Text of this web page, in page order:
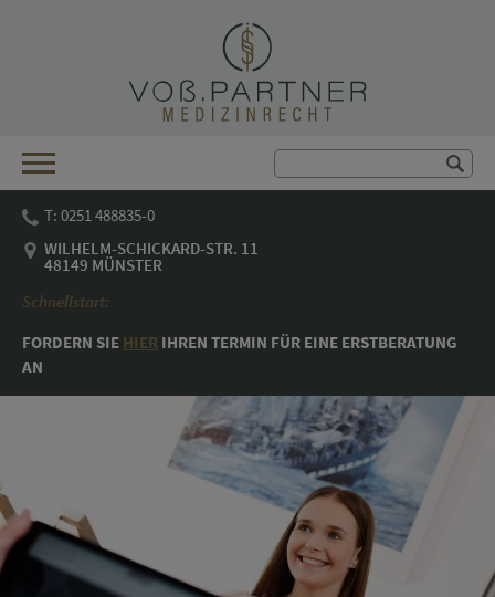
T: 0251 488835-0
WILHELM-SCHICKARD-STR. 11
48149 MÜNSTER
Schnellstart:
FORDERN SIE HIER IHREN TER­MIN FÜR EINE ERST­BE­RA­TUNG
AN